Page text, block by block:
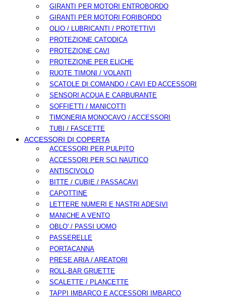
GIRANTI PER MOTORI ENTROBORDO
GIRANTI PER MOTORI FORIBORDO
OLIO / LUBRICANTI / PROTETTIVI
PROTEZIONE CATODICA
PROTEZIONE CAVI
PROTEZIONE PER ELICHE
RUOTE TIMONI / VOLANTI
SCATOLE DI COMANDO / CAVI ED ACCESSORI
SENSORI ACQUA E CARBURANTE
SOFFIETTI / MANICOTTI
TIMONERIA MONOCAVO / ACCESSORI
TUBI / FASCETTE
ACCESSORI DI COPERTA
ACCESSORI PER PULPITO
ACCESSORI PER SCI NAUTICO
ANTISCIVOLO
BITTE / CUBIE / PASSACAVI
CAPOTTINE
LETTERE NUMERI E NASTRI ADESIVI
MANICHE A VENTO
OBLO' / PASSI UOMO
PASSERELLE
PORTACANNA
PRESE ARIA / AREATORI
ROLL-BAR GRUETTE
SCALETTE / PLANCETTE
TAPPI IMBARCO E ACCESSORI IMBARCO